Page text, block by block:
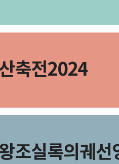
축전2024
조실록의궤선